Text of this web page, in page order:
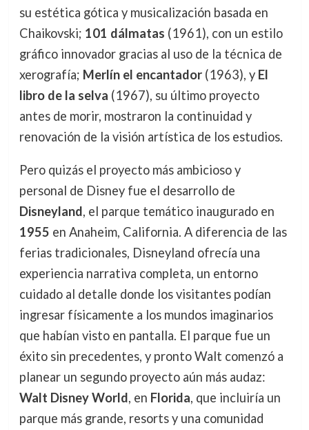
su estética gótica y musicalización basada en
Chaikovski; 101 dálmatas (1961), con un estilo
gráfico innovador gracias al uso de la técnica de
xerografía; Merlín el encantador(1963), y El
libro de la selva (1967), su último proyecto
antes de morir, mostraron la continuidad y
renovación de la visión artística de los estudios.
Pero quizás el proyecto más ambicioso y
personal de Disney fue el desarrollo de
Disneyland, el parque temático inaugurado en
1955 en Anaheim, California. A diferencia de las
ferias tradicionales, Disneyland ofrecía una
experiencia narrativa completa, un entorno
cuidado al detalle donde los visitantes podían
ingresar físicamente a los mundos imaginarios
que habían visto en pantalla. El parque fue un
éxito sin precedentes, y pronto Walt comenzó a
planear un segundo proyecto aún más audaz:
Walt Disney World, en Florida, que incluiría un
parque más grande, resorts y una comunidad